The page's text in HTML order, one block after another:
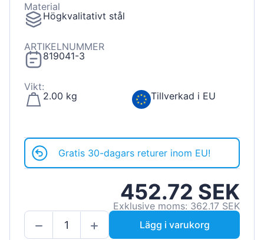
Material
Högkvalitativt stål
ARTIKELNUMMER
819041-3
Vikt:
2.00 kg
Tillverkad i EU
Gratis 30-dagars returer inom EU!
452.72 SEK
Exklusive moms: 362.17 SEK
Lägg i varukorg